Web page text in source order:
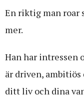
En riktig man roar
mer.
Han har intressen
är driven,
ditt liv och dina